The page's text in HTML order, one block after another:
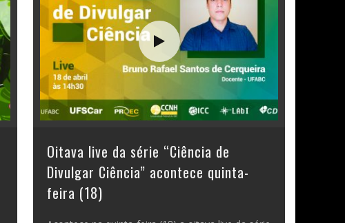
Oitava live da série “Ciência de
Divulgar Ciência” acontece quinta-
feira (18)